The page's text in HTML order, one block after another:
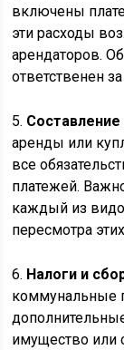
включены
эти расходы
арендаторов.
ответственен
5.
аренды или
все
платежей.
каждый из
пересмотра
6. Налоги и
коммунальные
имущество или